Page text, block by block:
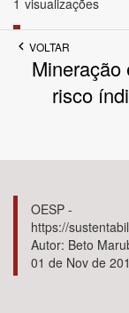
Bioma / Bacia
Tema
Subtema
1 visualizações
VOLTAR
Mineração
risco
OESP -
https://
Autor: Beto
01 de Nov de